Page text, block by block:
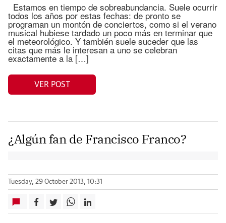
Estamos en tiempo de sobreabundancia. Suele ocurrir
todos los años por estas fechas: de pronto se
programan un montón de conciertos, como si el verano
musical hubiese tardado un poco más en terminar que
el meteorológico. Y también suele suceder que las
citas que más le interesan a uno se celebran
exactamente a la […]
VER POST
¿Algún fan de Francisco Franco?
Tuesday, 29 October 2013, 10:31